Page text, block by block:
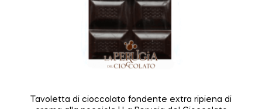
Tavoletta di cioccolato fondente extra ripiena di